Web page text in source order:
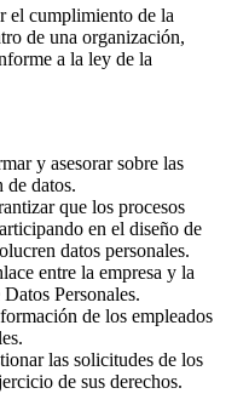
el cumplimiento de la
de una organización,
a la ley de la
y asesorar sobre las
de datos.
que los procesos
en el diseño de
datos personales.
entre la empresa y la
Personales.
de los empleados
las solicitudes de los
de sus derechos.